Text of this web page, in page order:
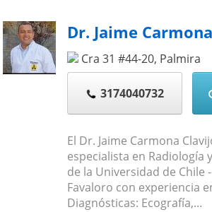
Dr. Jaime
Cra 31 #44-20, Palmira
3174040732
El Dr. Jaime Carmona
especialista en Radiología
de la Universidad de Chile
Favaloro con experiencia
Diagnósticas: Ecografía,...